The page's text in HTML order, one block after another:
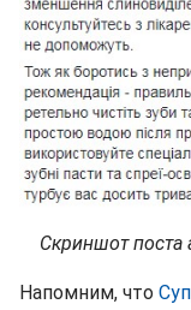
Скриншот поста
Напомним, что